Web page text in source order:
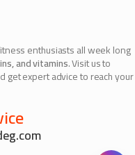
enthusiasts all week long
and vitamins. Visit us to
get expert advice to reach your